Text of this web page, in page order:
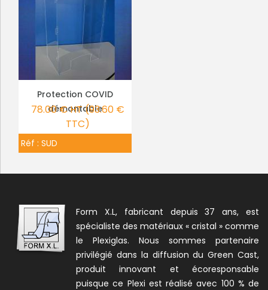
PLUS DE DÉTAILS
Protection COVID
démontable
78.00 € HT (93.60 €
TTC)
Réf : SUD
Form X.L, fabricant depuis 37 ans, est
spécialiste des matériaux « cristal » comme
le Plexiglas. Nous sommes partenaire
privilégié dans la diffusion du Green Cast,
produit innovant et écoresponsable
puisque ce Plexi est réalisé avec 100 % de